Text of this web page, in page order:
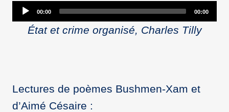
Audio
Player
00:00 00:00
État et crime organisé, Charles Tilly
Lectures de poèmes Bushmen-Xam et
d’Aimé Césaire :